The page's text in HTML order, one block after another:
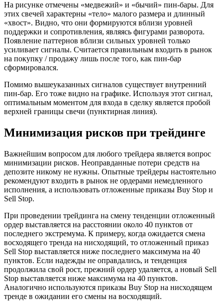
На рисунке отмечены «медвежий» и «бычий» пин-бары. Для
этих свечей характерны «тело» малого размера и длинный
«хвост». Видно, что они формируются вблизи уровней
поддержки и сопротивления, являясь фигурами разворота.
Появление паттернов вблизи сильных уровней только
усиливает сигналы. Считается правильным входить в рынок
на покупку / продажу лишь после того, как пин-бар
сформировался.
Помимо вышеуказанных сигналов существует внутренний
пин-бар. Его тоже видно на графике. Используя этот сигнал,
оптимальным моментом для входа в сделку является пробой
верхней границы свечи (пунктирная линия).
Минимизация рисков при трейдинге
Важнейшим вопросом для любого трейдера является вопрос
минимизации рисков. Неоправданные потери средств на
депозите никому не нужны. Опытные трейдеры настоятельно
рекомендуют входить в рынок не ордерами немедленного
исполнения, а использовать отложенные приказы Buy Stop и
Sell Stop.
При проведении трейдинга на смену тенденции отложенный
ордер выставляется на расстоянии около 40 пунктов от
последнего экстремума. К примеру, когда ожидается смена
восходящего тренда на нисходящий, то отложенный приказ
Sell Stop выставляется ниже последнего максимума на 40
пунктов. Если надежды не оправдались, и тенденция
продолжила свой рост, прежний ордер удаляется, а новый Sell
Stop выставляется ниже максимума на 40 пунктов.
Аналогично используются приказы Buy Stop на нисходящем
тренде в ожидании его смены на восходящий.